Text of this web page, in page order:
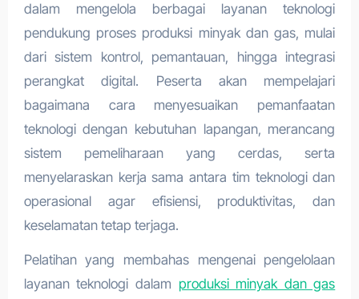
dalam mengelola berbagai layanan teknologi
pendukung proses produksi minyak dan gas, mulai
dari sistem kontrol, pemantauan, hingga integrasi
perangkat digital. Peserta akan mempelajari
bagaimana cara menyesuaikan pemanfaatan
teknologi dengan kebutuhan lapangan, merancang
sistem pemeliharaan yang cerdas, serta
menyelaraskan kerja sama antara tim teknologi dan
operasional agar efisiensi, produktivitas, dan
keselamatan tetap terjaga.
Pelatihan yang membahas mengenai pengelolaan
layanan teknologi dalam produksi minyak dan gas